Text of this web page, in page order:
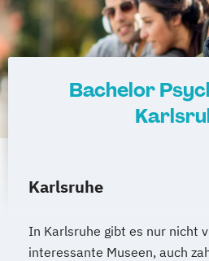
Bachelor
Karlsruhe
In Karlsruhe gibt es nur nicht
interessante Museen, auch